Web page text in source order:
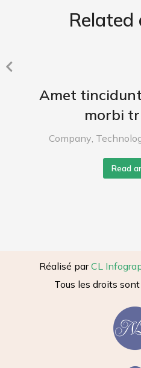
Related
Amet
morbi
Company,
Read
Réalisé parCL
Tous les droits